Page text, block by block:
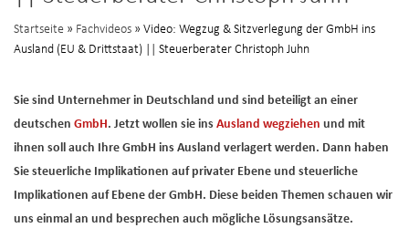
Startseite » Fachvideos » Video: Wegzug & Sitzverlegung der GmbH ins
Ausland (EU & Drittstaat) || Steuerberater Christoph Juhn
Sie sind Unternehmer in Deutschland und sind beteiligt an einer
deutschen GmbH. Jetzt wollen sie ins Ausland wegziehen und mit
ihnen soll auch Ihre GmbH ins Ausland verlagert werden. Dann haben
Sie steuerliche Implikationen auf privater Ebene und steuerliche
Implikationen auf Ebene der GmbH. Diese beiden Themen schauen wir
uns einmal an und besprechen auch mögliche Lösungsansätze.